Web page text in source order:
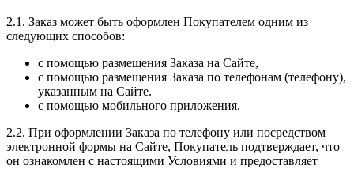
2.1. Заказ может быть оформлен Покупателем одним из
следующих способов:
с помощью размещения Заказа на Сайте,
с помощью размещения Заказа по телефонам (телефону),
указанным на Сайте.
c помощью мобильного приложения.
2.2. При оформлении Заказа по телефону или посредством
электронной формы на Сайте, Покупатель подтверждает, что
он ознакомлен с настоящими Условиями и предоставляет